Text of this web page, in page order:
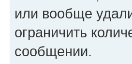
или вообще
ограничить
сообщении.